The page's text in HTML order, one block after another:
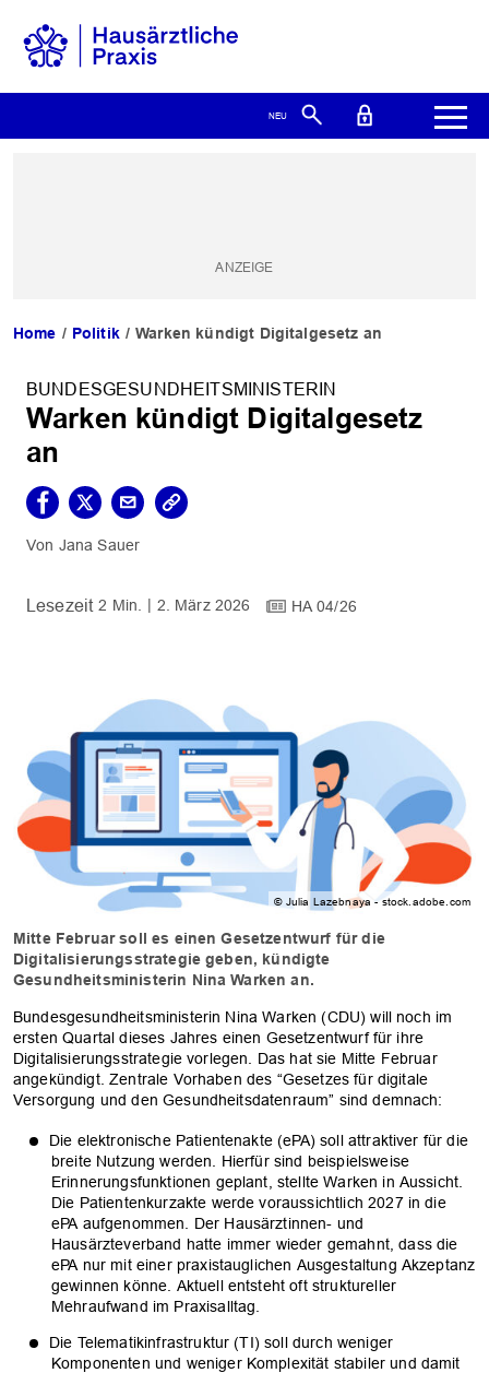
Home Politik Warken kündigt Digitalgesetz an
BUNDESGESUNDHEITSMINISTERIN
Warken kündigt Digitalgesetz
an
Jana Sauer
2 Min. 2. März 2026 HA 04/26
© Julia Lazebnaya - stock.adobe.com
Mitte Februar soll es einen Gesetzentwurf für die
Digitalisierungsstrategie geben, kündigte
Gesundheitsministerin Nina Warken an.
Bundesgesundheitsministerin Nina Warken (CDU) will noch im
ersten Quartal dieses Jahres einen Gesetzentwurf für ihre
Digitalisierungsstrategie vorlegen. Das hat sie Mitte Februar
angekündigt. Zentrale Vorhaben des “Gesetzes für digitale
Versorgung und den Gesundheitsdatenraum” sind demnach:
Die elektronische Patientenakte (ePA) soll attraktiver für die
breite Nutzung werden. Hierfür sind beispielsweise
Erinnerungsfunktionen geplant, stellte Warken in Aussicht.
Die Patientenkurzakte werde voraussichtlich 2027 in die
ePA aufgenommen. Der Hausärztinnen- und
Hausärzteverband hatte immer wieder gemahnt, dass die
ePA nur mit einer praxistauglichen Ausgestaltung Akzeptanz
gewinnen könne. Aktuell entsteht oft struktureller
Mehraufwand im Praxisalltag.
Die Telematikinfrastruktur (TI) soll durch weniger
Komponenten und weniger Komplexität stabiler und damit